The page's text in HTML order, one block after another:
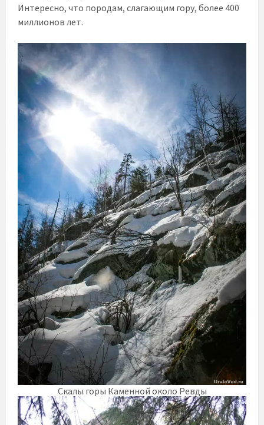
Интересно, что породам, слагающим гору, более 400
миллионов лет.
Скалы горы Каменной около Ревды